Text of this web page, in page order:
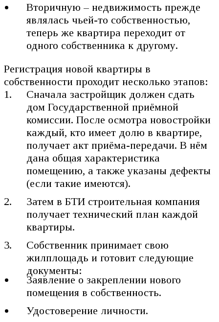
Вторичную – недвижимость прежде
являлась чьей-то собственностью,
теперь же квартира переходит от
одного собственника к другому.
Регистрация новой квартиры в
собственности проходит несколько этапов:
Сначала застройщик должен сдать
дом Государственной приёмной
комиссии. После осмотра новостройки
каждый, кто имеет долю в квартире,
получает акт приёма-передачи. В нём
дана общая характеристика
помещению, а также указаны дефекты
(если такие имеются).
Затем в БТИ строительная компания
получает технический план каждой
квартиры.
Собственник принимает свою
жилплощадь и готовит следующие
документы:
Заявление о закреплении нового
помещения в собственность.
Удостоверение личности.